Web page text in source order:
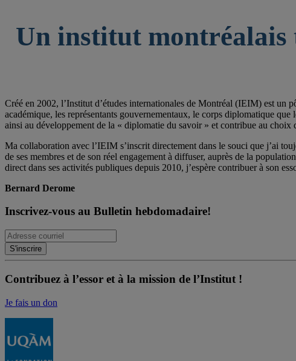
Un institut montréalais
Créé en 2002, l’Institut d’études internationales de Montréal (IEIM) est un
académique, les représentants gouvernementaux, le corps diplomatique
ainsi au développement de la « diplomatie du savoir » et contribue au
Ma collaboration avec l’IEIM s’inscrit directement dans le souci que j’ai
de ses membres et de son réel engagement à diffuser, auprès de la
direct dans ses activités publiques depuis 2010, j’espère contribuer à son
Bernard Derome
Inscrivez-vous au Bulletin hebdomadaire!
Contribuez à l’essor et à la mission de l’Institut !
Je fais un don